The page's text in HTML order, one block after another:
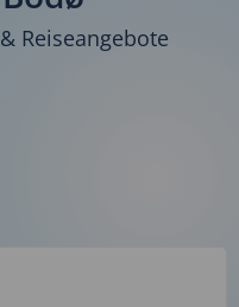
Reiseangebote